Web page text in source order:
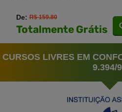
De:R$ 159.80
Totalmente Grátis
CURSOS LIVRES EM
9.394/